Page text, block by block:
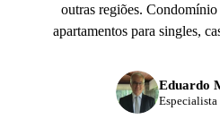
outras regiões.
apartamentos para singles,
Eduardo